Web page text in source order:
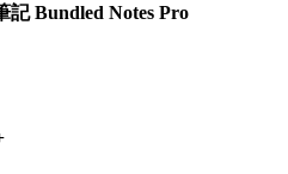
Bundled Notes Pro